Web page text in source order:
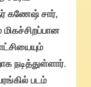
கணேஷ் சார்,
நடித்துள்ளார்.
படம்